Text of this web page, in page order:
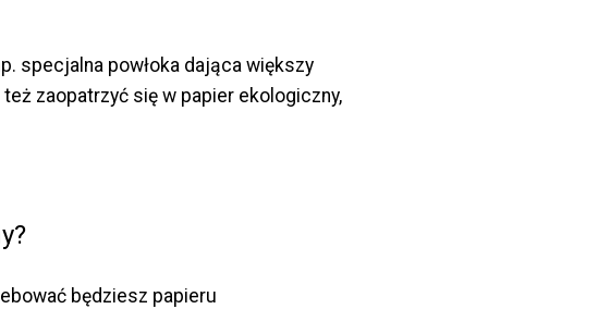
specjalna powłoka dająca większy
zaopatrzyć się w papier ekologiczny,
będziesz papieru